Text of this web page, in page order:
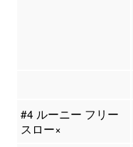
#4 ルーニー フリー
スロー×